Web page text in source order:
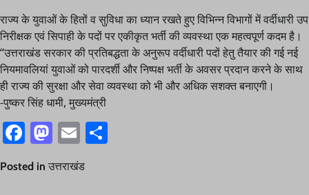
राज्य के युवाओं के हितों व सुविधा का ध्यान रखते हुए विभिन्न विभागों में वर्दीधारी उप
निरीक्षक एवं सिपाही के पदों पर एकीकृत भर्ती की व्यवस्था एक महत्वपूर्ण कदम है।
“उत्तराखंड सरकार की प्रतिबद्धता के अनुरूप वर्दीधारी पदों हेतु तैयार की गई नई
नियमावलियां युवाओं को पारदर्शी और निष्पक्ष भर्ती के अवसर प्रदान करने के साथ
ही राज्य की सुरक्षा और सेवा व्यवस्था को भी और अधिक सशक्त बनाएगी।
-पुष्कर सिंह धामी, मुख्यमंत्री
Facebook
Mastodon
Email
Posted in उत्तराखंड